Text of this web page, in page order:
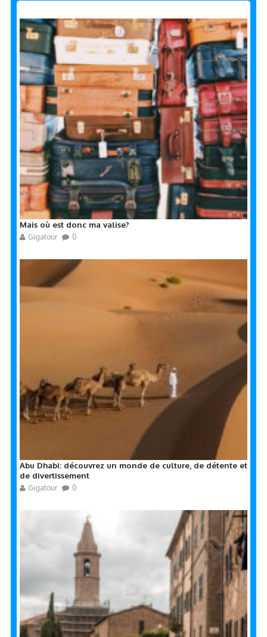
Mais où est donc ma valise?
Gigatour 0
Abu Dhabi: découvrez un monde de culture, de détente et
de divertissement
Gigatour 0